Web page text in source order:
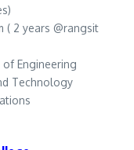
( 2 years @rangsit
of Engineering
Technology